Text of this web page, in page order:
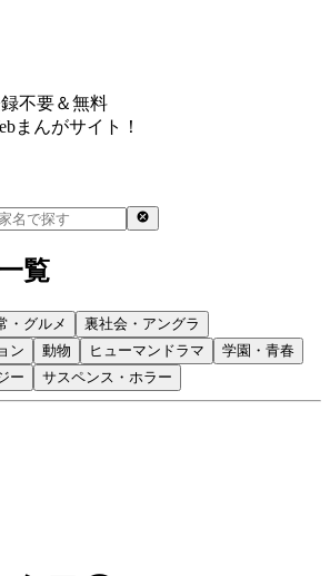
不要＆無料
まんがサイト！
覧
・グルメ
裏社会・アングラ
ン
動物 ヒューマンドラマ
学園・青春
ー
サスペンス・ホラー